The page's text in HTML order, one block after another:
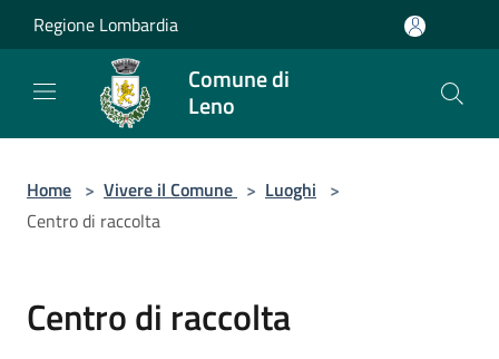
Salta al contenuto principale
Regione Lombardia
Comune di
Leno
Home > Vivere il Comune > Luoghi >
Centro di raccolta
Centro di raccolta